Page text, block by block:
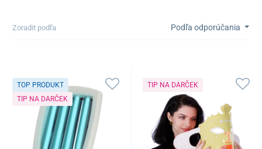
Zoradit podľa Podľa odporúčania
TOP PRODUKT
TIP NA DARČEK
TIP NA DARČEK